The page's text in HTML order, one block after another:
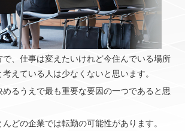
で、仕事は変えたいけれど今住んでいる場所
えている人は少なくないと思います。
るうえで最も重要な要因の一つであると思
どの企業では転勤の可能性があります。